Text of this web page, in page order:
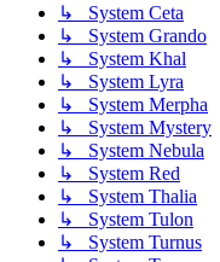
↳ System Ceta
↳ System Grando
↳ System Khal
↳ System Lyra
↳ System Merpha
↳ System Mystery
↳ System Nebula
↳ System Red
↳ System Thalia
↳ System Tulon
↳ System Turnus